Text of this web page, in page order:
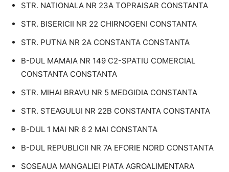
STR. NATIONALA NR 23A TOPRAISAR CONSTANTA
STR. BISERICII NR 22 CHIRNOGENI CONSTANTA
STR. PUTNA NR 2A CONSTANTA CONSTANTA
B-DUL MAMAIA NR 149 C2-SPATIU COMERCIAL
CONSTANTA CONSTANTA
STR. MIHAI BRAVU NR 5 MEDGIDIA CONSTANTA
STR. STEAGULUI NR 22B CONSTANTA CONSTANTA
B-DUL 1 MAI NR 6 2 MAI CONSTANTA
B-DUL REPUBLICII NR 7A EFORIE NORD CONSTANTA
SOSEAUA MANGALIEI PIATA AGROALIMENTARA